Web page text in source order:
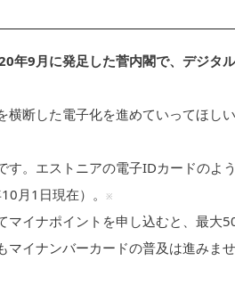
年9月に発足した菅内閣で、デジタ
断した電子化を進めていってほしい
す。エストニアの電子IDカードのよ
月1日現在）。
※
イナポイントを申し込むと、最大
イナンバーカードの普及は進みませ